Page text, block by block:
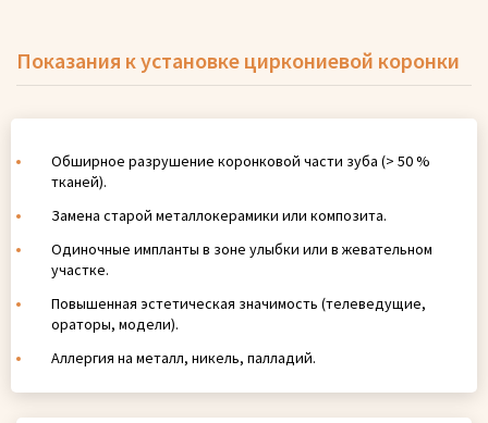
Показания к установке циркониевой коронки
Обширное разрушение коронковой части зуба (> 50 %
тканей).
Замена старой металлокерамики или композита.
Одиночные импланты в зоне улыбки или в жевательном
участке.
Повышенная эстетическая значимость (телеведущие,
ораторы, модели).
Аллергия на металл, никель, палладий.